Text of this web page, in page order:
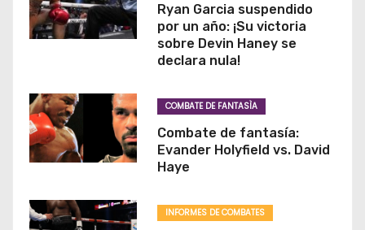
Ryan Garcia suspendido
por un año: ¡Su victoria
sobre Devin Haney se
declara nula!
COMBATE DE FANTASÌA
Combate de fantasía:
Evander Holyfield vs. David
Haye
INFORMES DE COMBATES